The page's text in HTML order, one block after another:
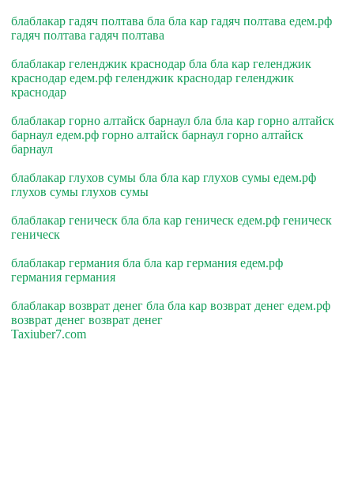
блаблакар гадяч полтава бла бла кар гадяч полтава едем.рф
гадяч полтава гадяч полтава
блаблакар геленджик краснодар бла бла кар геленджик
краснодар едем.рф геленджик краснодар геленджик
краснодар
блаблакар горно алтайск барнаул бла бла кар горно алтайск
барнаул едем.рф горно алтайск барнаул горно алтайск
барнаул
блаблакар глухов сумы бла бла кар глухов сумы едем.рф
глухов сумы глухов сумы
блаблакар геническ бла бла кар геническ едем.рф геническ
геническ
блаблакар германия бла бла кар германия едем.рф
германия германия
блаблакар возврат денег бла бла кар возврат денег едем.рф
возврат денег возврат денег
Taxiuber7.com